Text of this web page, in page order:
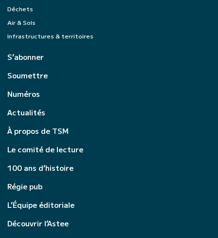
Déchets
Air & Sols
Infrastructures & territoires
S’abonner
Soumettre
Numéros
Actualités
À propos de TSM
Le comité de lecture
100 ans d’histoire
Régie pub
L’Équipe éditoriale
Découvrir l’Astee